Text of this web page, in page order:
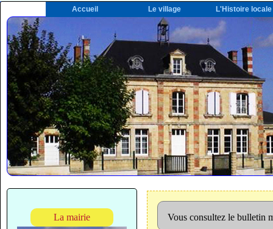
Accueil Le village L'Histoire locale
La mairie Vous consultez le bulletin